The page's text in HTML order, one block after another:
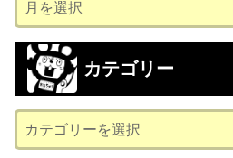
ー
カ
ブ
カテゴリー
テ